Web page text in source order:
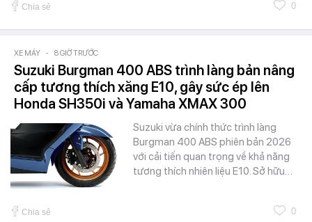
Chia sẻ 0
XE MÁY - 8 GIỜ TRƯỚC
Suzuki Burgman 400 ABS trình làng bản nâng
cấp tương thích xăng E10, gây sức ép lên
Honda SH350i và Yamaha XMAX 300
Suzuki vừa chính thức trình làng
Burgman 400 ABS phiên bản 2026
với cải tiến quan trọng về khả năng
tương thích nhiên liệu E10. Sở hữu…
Chia sẻ 0